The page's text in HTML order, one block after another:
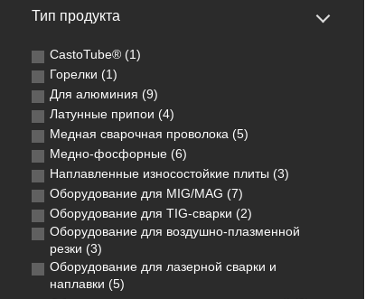
Тип продукта
CastoTube® (1)
Горелки (1)
Для алюминия (9)
Латунные припои (4)
Медная сварочная проволока (5)
Медно-фосфорные (6)
Наплавленные износостойкие плиты (3)
Оборудование для MIG/MAG (7)
Оборудование для TIG-сварки (2)
Оборудование для воздушно-плазменной
резки (3)
Оборудование для лазерной сварки и
наплавки (5)